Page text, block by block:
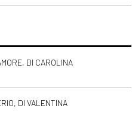
69
filato, di
pagina 69
DI CAROLINA
DI VALENTINA